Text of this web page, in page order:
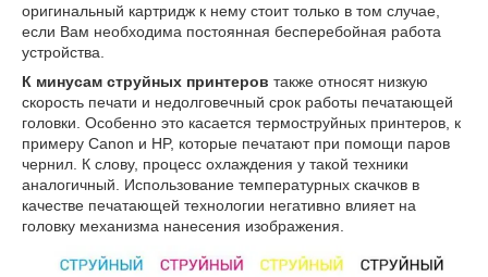
оригинальный картридж к нему стоит только в том случае,
если Вам необходима постоянная бесперебойная работа
устройства.
К минусам струйных принтеров также относят низкую
скорость печати и недолговечный срок работы печатающей
головки. Особенно это касается термоструйных принтеров, к
примеру Canon и HP, которые печатают при помощи паров
чернил. К слову, процесс охлаждения у такой техники
аналогичный. Использование температурных скачков в
качестве печатающей технологии негативно влияет на
головку механизма нанесения изображения.